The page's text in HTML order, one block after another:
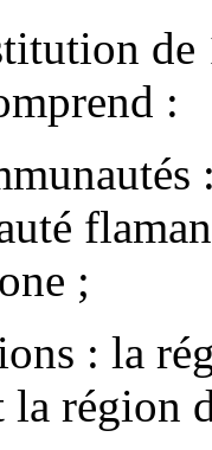
de
:
;
: la
la région